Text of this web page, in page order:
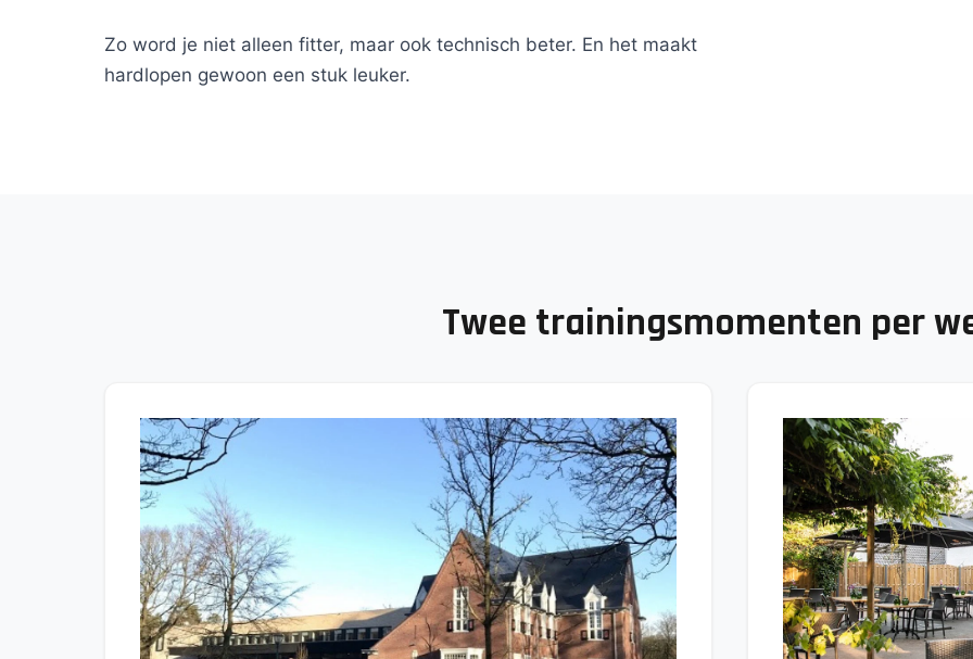
Zo word je niet alleen fitter, maar ook technisch beter. En het maakt
hardlopen gewoon een stuk leuker.
Twee trainingsmomenten per